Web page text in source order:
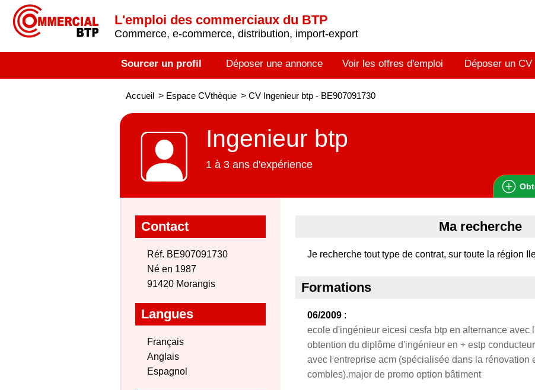
L'emploi des commerciaux du BTP
Commerce, e-commerce, distribution, import-export
Sourcer un profil Déposer une annonce Voir les offres d'emploi Déposer un CV
Accueil > Espace CVthèque > CV Ingenieur btp - BE907091730
Ingenieur btp
1 à 3 ans d'expérience
Contact
Réf. BE907091730
Né en 1987
91420 Morangis
Langues
Français
Anglais
Espagnol
Ma recherche
Je recherche tout type de contrat, sur toute la région
Formations
06/2009 :
ecole d'ingénieur eicesi cesfa btp en alternance avec
obtention du diplôme d'ingénieur en + estp
avec l'entreprise acm (spécialisée dans la rénovation
combles).major de promo option bâtiment